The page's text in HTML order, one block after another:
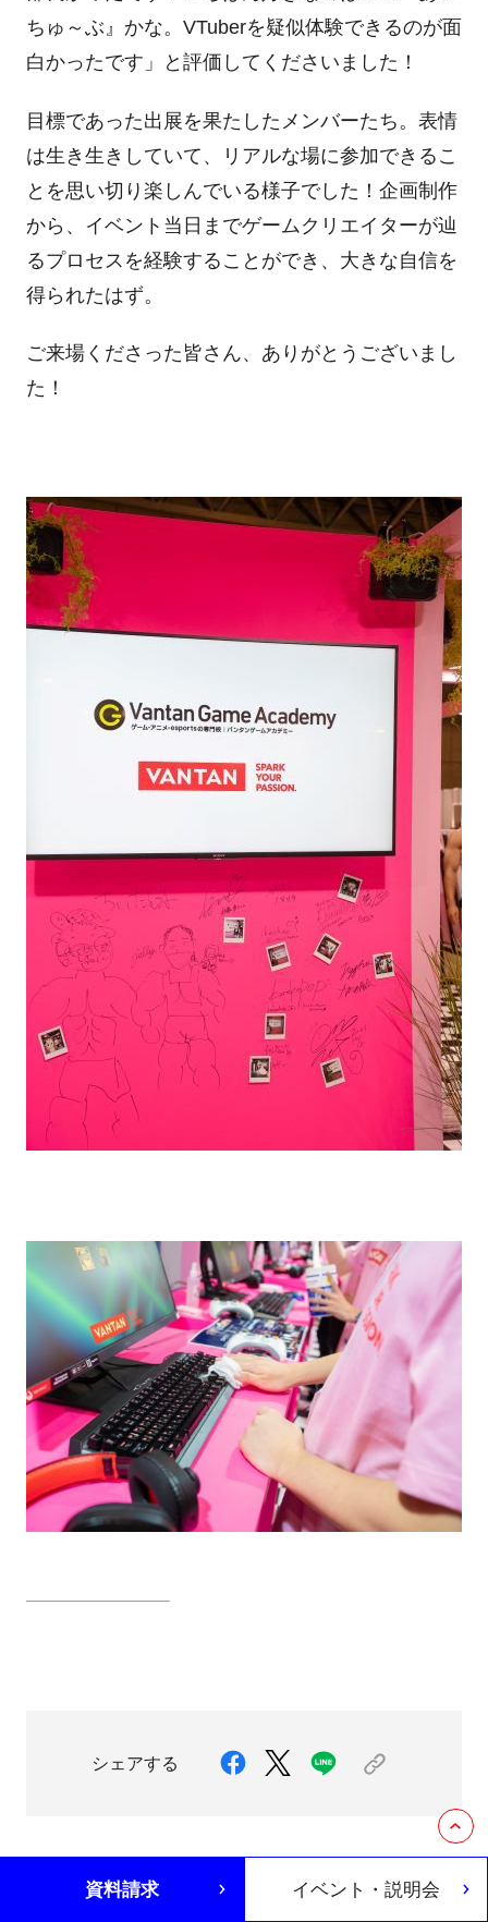
ちゅ～ぶ』かな。VTuberを疑似体験できるのが面
白かったです」と評価してくださいました！
目標であった出展を果たしたメンバーたち。表情
は生き生きしていて、リアルな場に参加できるこ
とを思い切り楽しんでいる様子でした！企画制作
から、イベント当日までゲームクリエイターが辿
るプロセスを経験することができ、大きな自信を
得られたはず。
ご来場くださった皆さん、ありがとうございまし
た！
シェアする
資料請求 イベント・説明会